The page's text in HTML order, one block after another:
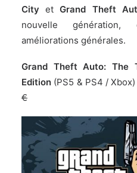
City etGrand Theft
nouvelle génération,
améliorations générales.
Grand Theft Auto: The
Edition (PS5 & PS4 / Xbox)
€